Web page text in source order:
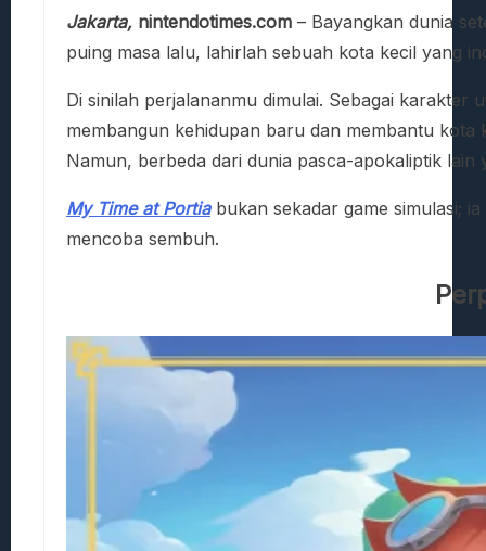
Jakarta, nintendotimes.com – Bayangkan dunia
puing masa lalu, lahirlah sebuah kota kecil yang
Di sinilah perjalananmu dimulai. Sebagai
membangun kehidupan baru dan membantu kota
Namun, berbeda dari dunia pasca-apokaliptik
My Time at Portiabukan sekadar game simulasi;
mencoba sembuh.